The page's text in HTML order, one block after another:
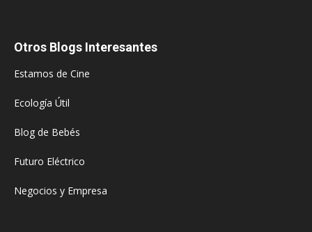
Otros Blogs Interesantes
Estamos de Cine
Ecología Útil
Blog de Bebés
Futuro Eléctrico
Negocios y Empresa